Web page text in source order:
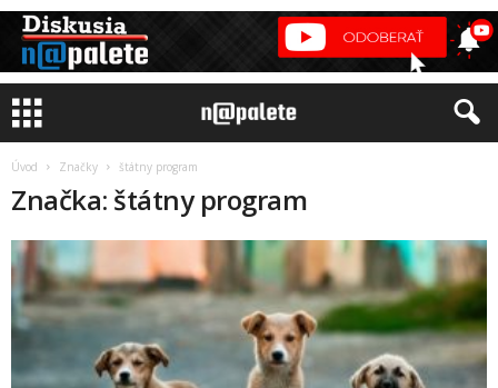
Úvod Značky štátny program
Značka: štátny program